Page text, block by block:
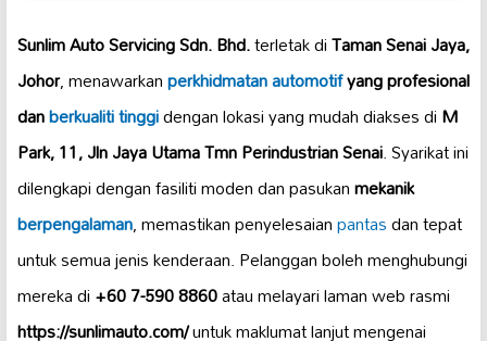
Sunlim Auto Servicing Sdn. Bhd.terletak diTaman Senai Jaya,
Johor, menawarkanperkhidmatan automotifyang profesional
danberkualiti tinggidengan lokasi yang mudah diakses diM
Park, 11, Jln Jaya Utama Tmn Perindustrian Senai. Syarikat ini
dilengkapi dengan fasiliti moden dan pasukanmekanik
berpengalaman, memastikan penyelesaianpantasdan tepat
untuk semua jenis kenderaan. Pelanggan boleh menghubungi
mereka di+60 7-590 8860atau melayari laman web rasmi
https://sunlimauto.com/untuk maklumat lanjut mengenai